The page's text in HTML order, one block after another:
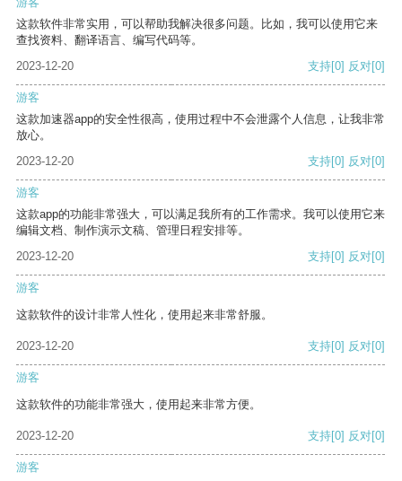
这款软件非常实用，可以帮助我解决很多问题。比如，我可以使用它来
查找资料、翻译语言、编写代码等。
2023-12-20
支持[0] 反对[0]
游客
这款加速器app的安全性很高，使用过程中不会泄露个人信息，让我非常
放心。
2023-12-20
支持[0] 反对[0]
游客
这款app的功能非常强大，可以满足我所有的工作需求。我可以使用它来
编辑文档、制作演示文稿、管理日程安排等。
2023-12-20
支持[0] 反对[0]
游客
这款软件的设计非常人性化，使用起来非常舒服。
2023-12-20 支持[0] 反对[0]
游客
这款软件的功能非常强大，使用起来非常方便。
2023-12-20 支持[0] 反对[0]
游客